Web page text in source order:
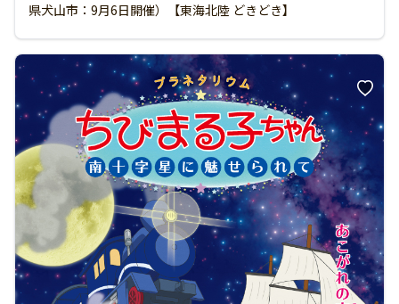
県犬山市：9月6日開催）【東海北陸 どきどき】